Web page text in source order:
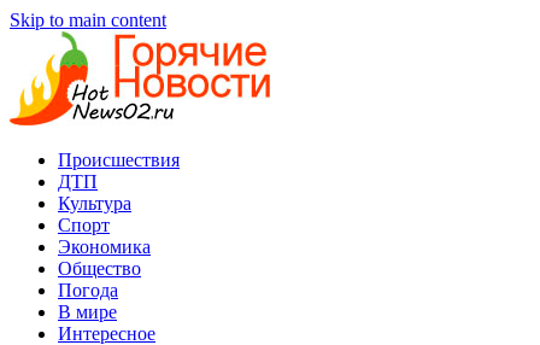
Skip to main content
Происшествия
ДТП
Культура
Спорт
Экономика
Общество
Погода
В мире
Интересное